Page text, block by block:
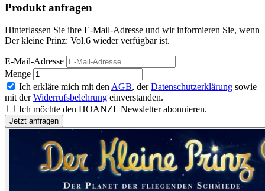
Produkt anfragen
Hinterlassen Sie ihre E-Mail-Adresse und wir informieren Sie, wenn
Der kleine Prinz: Vol.6 wieder verfügbar ist.
E-Mail-Adresse
Menge
Ich erkläre mich mit den AGB, derDatenschutzerklärung sowie
mit derWiderrufsbelehrung einverstanden.
Ich möchte den HOANZL Newsletter abonnieren.